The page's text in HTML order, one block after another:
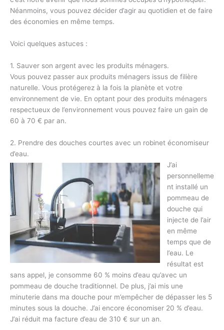
Néanmoins, vous pouvez décider d’agir au quotidien et de faire
des économies en même temps.
Voici quelques astuces :
1. Sauver son argent avec les produits ménagers.
Vous pouvez passer aux produits ménagers issus de filière
naturelle. Vous protégerez à la fois la planète et votre
environnement de vie. En optant pour des produits ménagers
respectueux de l’environnement vous pouvez faire un gain de
60 à 70 € par an.
2. Prendre des douches courtes avec un robinet économiseur
d’eau.
J’ai
personnelleme
nt installé un
pommeau de
douche qui
injecte de l’air
en même
temps que de
l’eau. Le
résultat est
sans appel, je consomme 60 % moins d’eau qu’avec un
pommeau de douche traditionnel. De plus, j’ai mis une
minuterie dans ma douche pour m’empêcher de dépasser les 5
minutes sous la douche. J’ai encore économiser 20 % d’eau.
J’ai réduit ma facture d’eau de 310 € sur un an.